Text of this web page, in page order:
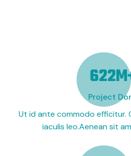
716
Project
Ut id ante commodo efficitur.
iaculis leo.Aenean sit